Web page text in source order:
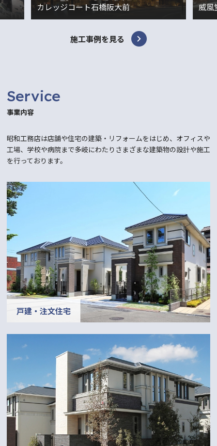
威風堂々の家 株式
施工事例を見る
Service
事業内容
昭和工務店は店舗や住宅の建築・リフォームをはじめ、オフィスや
工場、学校や病院まで多岐にわたり さまざまな建築物の設計や施工
を行っております。
戸建・注文住宅